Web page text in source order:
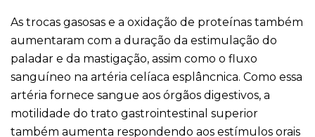
As trocas gasosas e a oxidação de proteínas também
aumentaram com a duração da estimulação do
paladar e da mastigação, assim como o fluxo
sanguíneo na artéria celíaca esplâncnica. Como essa
artéria fornece sangue aos órgãos digestivos, a
motilidade do trato gastrointestinal superior
também aumenta respondendo aos estímulos orais